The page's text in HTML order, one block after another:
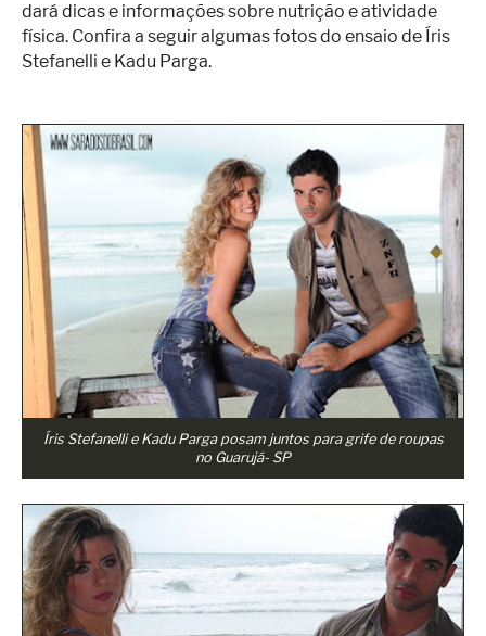
dará dicas e informações sobre nutrição e atividade
física. Confira a seguir algumas fotos do ensaio de Íris
Stefanelli e Kadu Parga.
Íris Stefanelli e Kadu Parga posam juntos para grife de roupas
no Guarujá- SP